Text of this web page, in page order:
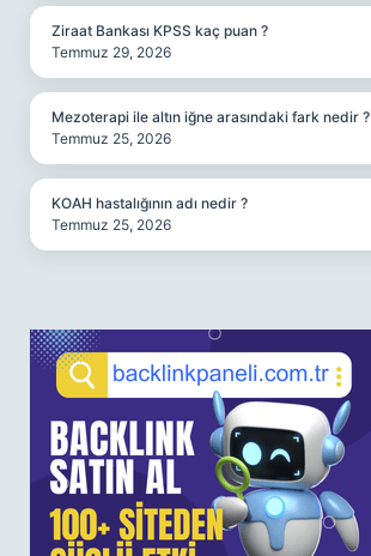
Ziraat Bankası KPSS kaç puan ?
Temmuz 29, 2026
Mezoterapi ile altın iğne arasındaki fark nedir ?
Temmuz 25, 2026
KOAH hastalığının adı nedir ?
Temmuz 25, 2026